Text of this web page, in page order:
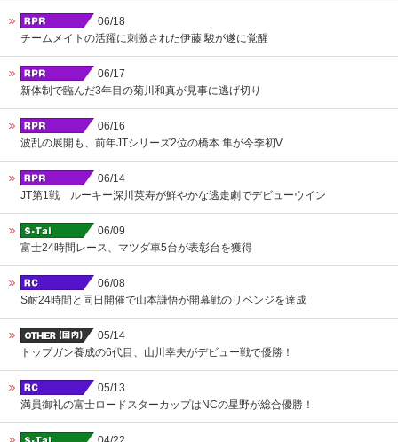
06/18
チームメイトの活躍に刺激された伊藤 駿が遂に覚醒
06/17
新体制で臨んだ3年目の菊川和真が見事に逃げ切り
06/16
波乱の展開も、前年JTシリーズ2位の橋本 隼が今季初V
06/14
JT第1戦 ルーキー深川英寿が鮮やかな逃走劇でデビューウイン
06/09
富士24時間レース、マツダ車5台が表彰台を獲得
06/08
S耐24時間と同日開催で山本謙悟が開幕戦のリベンジを達成
05/14
トップガン養成の6代目、山川幸夫がデビュー戦で優勝！
05/13
満員御礼の富士ロードスターカップはNCの星野が総合優勝！